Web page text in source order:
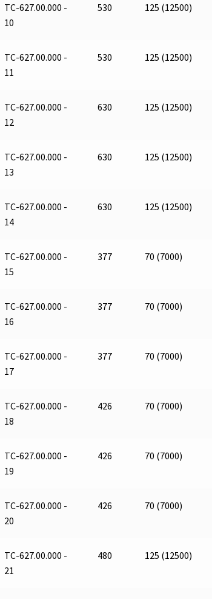
ТС-627.00.000 -
10
530 125 (12500)
ТС-627.00.000 -
11
530 125 (12500)
ТС-627.00.000 -
12
630 125 (12500)
ТС-627.00.000 -
13
630 125 (12500)
ТС-627.00.000 -
14
630 125 (12500)
ТС-627.00.000 -
15
377 70 (7000)
ТС-627.00.000 -
16
377 70 (7000)
ТС-627.00.000 -
17
377 70 (7000)
ТС-627.00.000 -
18
426 70 (7000)
ТС-627.00.000 -
19
426 70 (7000)
ТС-627.00.000 -
20
426 70 (7000)
ТС-627.00.000 -
21
480 125 (12500)